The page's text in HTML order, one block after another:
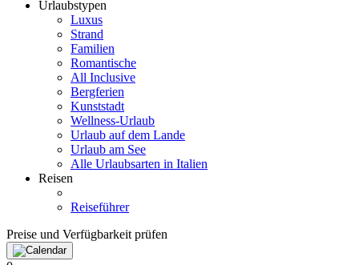
Urlaubstypen
Luxus
Strand
Familien
Romantische
All Inclusive
Bergferien
Kunststadt
Wellness-Urlaub
Urlaub auf dem Lande
Urlaub am See
Alle Urlaubsarten in Italien
Reisen
Reiseführer
Preise und Verfügbarkeit prüfen